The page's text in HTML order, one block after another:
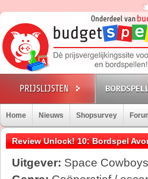
Home Nieuws Shopsurvey
Review Unlock! 10: Bordspel
Uitgever: Space Cowboys